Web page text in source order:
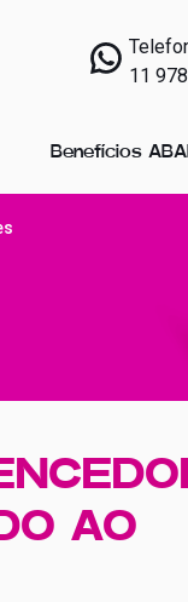
11
Benefícios
AO